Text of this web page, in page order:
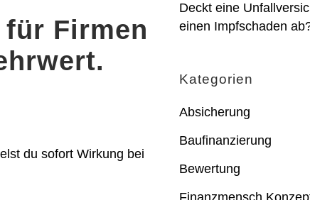
Firmen
du sofort Wirkung bei
Deckt eine
einen Impfschaden
Kategorien
Absicherung
Baufinanzierung
Bewertung
Finanzmensch